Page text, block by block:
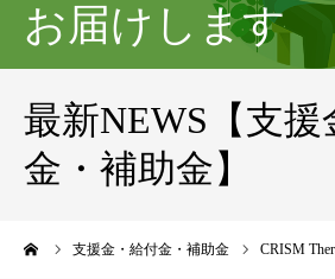
お届けします
最新NEWS【支援
金・補助金】
支援金・給付金・補助金 CRISM